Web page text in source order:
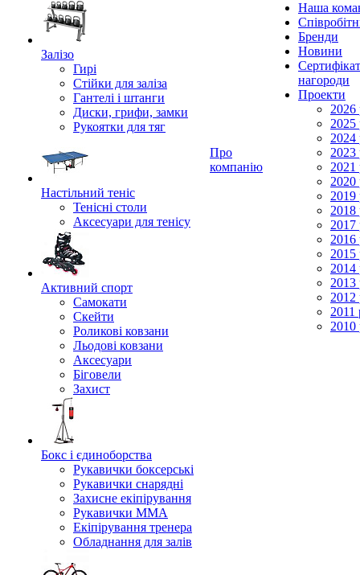
Залізо
Гирі
Стійки для заліза
Гантелі і штанги
Диски, грифи, замки
Рукоятки для тяг
Настільний теніс
Тенісні столи
Аксесуари для тенісу
Активний спорт
Самокати
Скейти
Роликові ковзани
Льодові ковзани
Аксесуари
Біговели
Захист
Бокс і єдиноборства
Рукавички боксерські
Рукавички снарядні
Захисне екіпірування
Рукавички ММА
Екіпірування тренера
Обладнання для залів
Про
компанію
Наша
Бренди
Новини
нагороди
Проекти
2026
2025
2024
2023
2021
2020
2019
2018
2017
2016
2015
2014
2013
2012
2011
2010